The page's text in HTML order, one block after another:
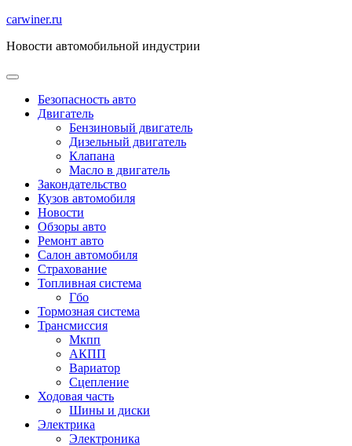
Перейти
содержимому
carwiner.ru
Новости автомобильной индустрии
Безопасность авто
Двигатель
Бензиновый двигатель
Дизельный двигатель
Клапана
Масло в двигатель
Закондательство
Кузов автомобиля
Новости
Обзоры авто
Ремонт авто
Салон автомобиля
Страхование
Топливная система
Гбо
Тормозная система
Трансмиссия
Мкпп
АКПП
Вариатор
Сцепление
Ходовая часть
Шины и диски
Электрика
Электроника